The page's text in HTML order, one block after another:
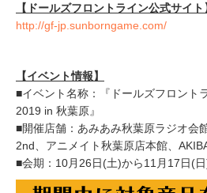
【ドールズフロントライン公式サイト
http://gf-jp.sunborngame.com/
【イベント情報】
■イベント名称：『ドールズフロント
2019 in 秋葉原』
■開催店舗：あみあみ秋葉原ラジオ会
2nd、アニメイト秋葉原店本館、
■会期：10月26日(土)から11月17日(